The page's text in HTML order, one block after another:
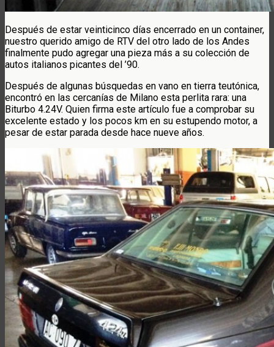
Después de estar veinticinco días encerrado en un container,
nuestro querido amigo de RTV del otro lado de los Andes
finalmente pudo agregar una pieza más a su colección de
autos italianos picantes del ’90.
Después de algunas búsquedas en vano en tierra teutónica,
encontró en las cercanías de Milano esta perlita rara: una
Biturbo 4.24V. Quien firma este artículo fue a comprobar su
excelente estado y los pocos km en su estupendo motor, a
pesar de estar parada desde hace nueve años.